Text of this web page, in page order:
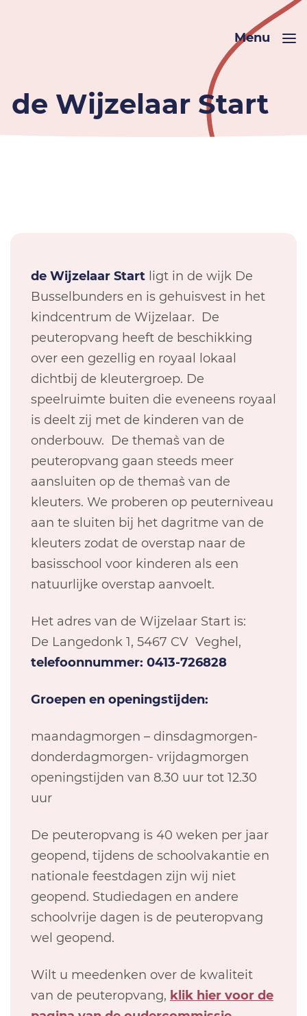
Menu
de Wijzelaar Start
de Wijzelaar Start ligt in de wijk De
Busselbunders en is gehuisvest in het
kindcentrum de Wijzelaar. De
peuteropvang heeft de beschikking
over een gezellig en royaal lokaal
dichtbij de kleutergroep. De
speelruimte buiten die eveneens royaal
is deelt zij met de kinderen van de
onderbouw. De thema`s van de
peuteropvang gaan steeds meer
aansluiten op de thema`s van de
kleuters. We proberen op peuterniveau
aan te sluiten bij het dagritme van de
kleuters zodat de overstap naar de
basisschool voor kinderen als een
natuurlijke overstap aanvoelt.
Het adres van de Wijzelaar Start is:
De Langedonk 1, 5467 CV Veghel,
telefoonnummer: 0413-726828
Groepen en openingstijden:
maandagmorgen – dinsdagmorgen-
donderdagmorgen- vrijdagmorgen
openingstijden van 8.30 uur tot 12.30
uur
De peuteropvang is 40 weken per jaar
geopend, tijdens de schoolvakantie en
nationale feestdagen zijn wij niet
geopend. Studiedagen en andere
schoolvrije dagen is de peuteropvang
wel geopend.
Wilt u meedenken over de kwaliteit
van de peuteropvang, klik hier voor de